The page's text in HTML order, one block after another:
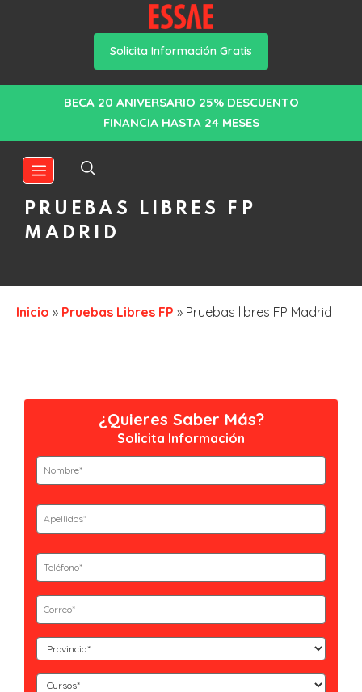
Solicita Información Gratis
BECA 20 ANIVERSARIO 25% DESCUENTO
FINANCIA HASTA 24 MESES
PRUEBAS LIBRES FP
MADRID
Inicio » Pruebas Libres FP » Pruebas libres FP Madrid
¿Quieres Saber Más?
Solicita Información
Nombre
(Obligatorio)
Apellidos
(Obligatorio)
Teléfono
(Obligatorio)
Email
(Obligatorio)
Curso
Cursos